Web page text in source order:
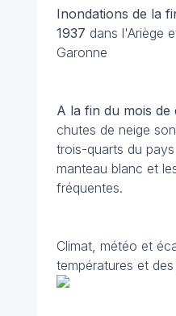
Inondations de la
1937 dans l'Ariège
Garonne
A la fin du mois de
chutes de neige
trois-quarts du
manteau blanc et
fréquentes.
Climat, météo et
températures et